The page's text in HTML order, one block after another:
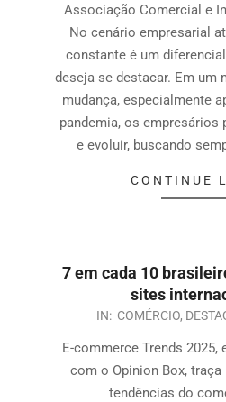
Associação Comercial e
No cenário empresarial
constante é um
deseja se destacar. Em um
mudança, especialmente
pandemia, os empresários
e evoluir, buscando
CONTINUE
7 em cada 10
sites
IN: COMÉRCIO,
E-commerce Trends 2025,
com o Opinion Box, traça
tendências do